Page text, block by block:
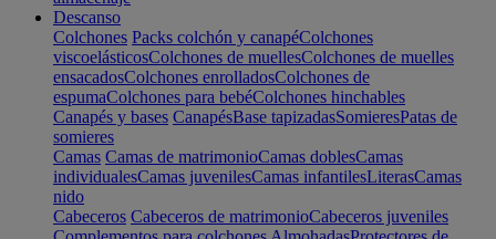
Descanso
Colchones Packs colchón y canapéColchones
viscoelásticosColchones de muellesColchones de muelles
ensacadosColchones enrolladosColchones de
espumaColchones para bebéColchones hinchables
Canapés y bases CanapésBase tapizadasSomieresPatas de
somieres
Camas Camas de matrimonioCamas doblesCamas
individualesCamas juvenilesCamas infantilesLiterasCamas
nido
Cabeceros Cabeceros de matrimonioCabeceros juveniles